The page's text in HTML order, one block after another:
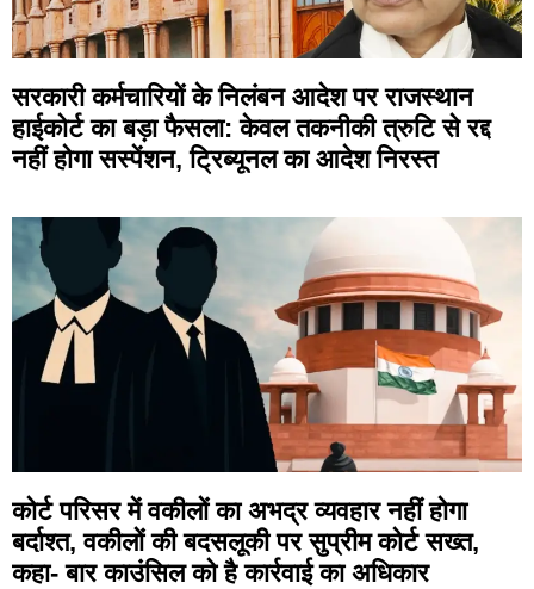
सरकारी कर्मचारियों के निलंबन आदेश पर राजस्थान
हाईकोर्ट का बड़ा फैसला: केवल तकनीकी त्रुटि से रद्द
नहीं होगा सस्पेंशन, ट्रिब्यूनल का आदेश निरस्त
कोर्ट परिसर में वकीलों का अभद्र व्यवहार नहीं होगा
बर्दाश्त, वकीलों की बदसलूकी पर सुप्रीम कोर्ट सख्त,
कहा- बार काउंसिल को है कार्रवाई का अधिकार